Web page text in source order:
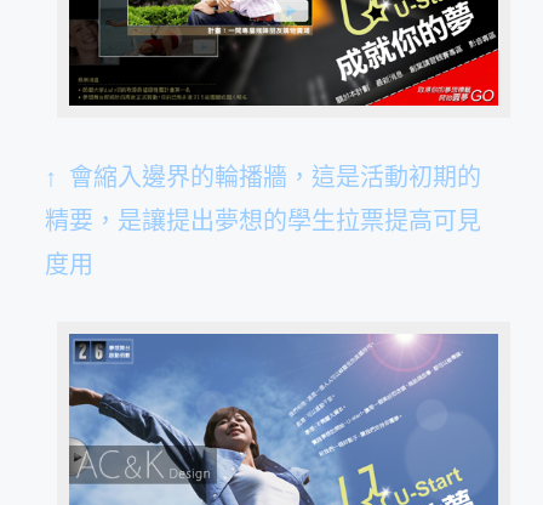
↑ 會縮入邊界的輪播牆，這是活動初期的
精要，是讓提出夢想的學生拉票提高可見
度用